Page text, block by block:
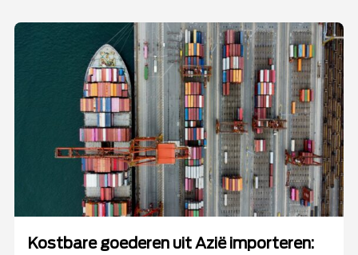
Kostbare goederen uit Azië importeren: